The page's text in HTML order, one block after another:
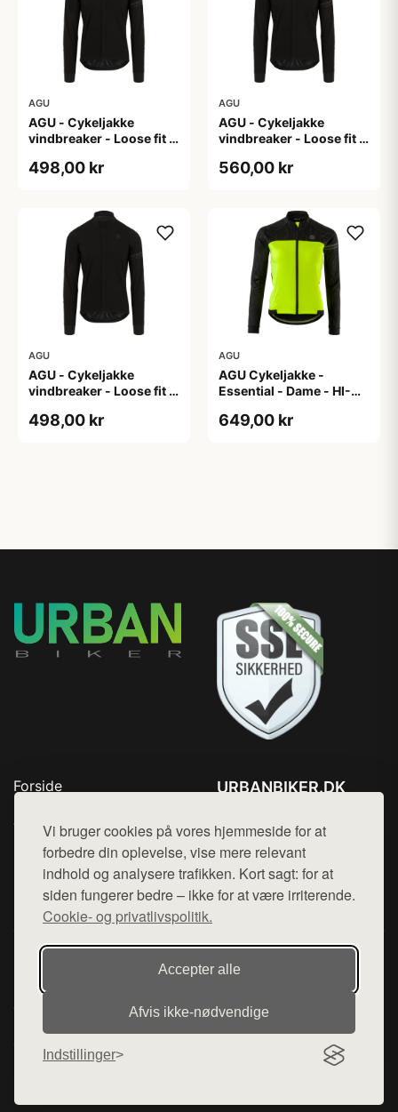
Vi bruger cookies på vores hjemmeside for at
forbedre din oplevelse, vise mere relevant
indhold og analysere trafikken. Kort sagt: for at
siden fungerer bedre – ikke for at være irriterende.
Cookie- og privatlivspolitik.
Accepter alle
Afvis ikke‑nødvendige
Indstillinger
AGU
AGU - Cykeljakke
vindbreaker - Loose fit -
498,00 kr
AGU
AGU - Cykeljakke
vindbreaker - Loose fit -
560,00 kr
AGU
AGU - Cykeljakke
vindbreaker - Loose fit -
498,00 kr
AGU
AGU Cykeljakke -
Essential - Dame - HI-
649,00 kr
Forside
Top Rabatter
Blog
Kontakt
URBANBIKER.DK
Mail: hej@want.dk
Cookie- og privatlivspolitik
Denne side er en del af want.dk, der udgiver en række
hjemmesider med præsentation af forskellige produkter fra
diverse webshops. Der sælges ikke varer fra denne side - vi
varerne på lager.